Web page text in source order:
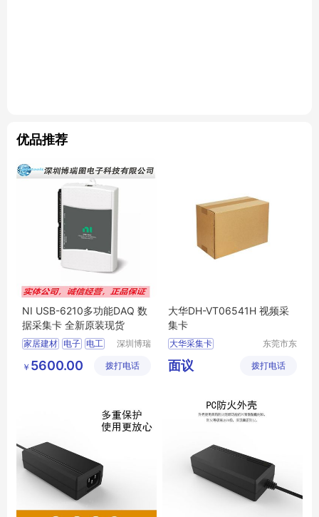
优品推荐
NI USB-6210多功能DAQ 数
据采集卡 全新原装现货
家居建材 电子 电工
深圳博瑞
技有限公
￥ 5600.00 拨打电话
大华DH-VT06541H 视频采
集卡
大华采集卡
视频采集卡
VT06541H
东莞市东
子配件店
面议 拨打电话